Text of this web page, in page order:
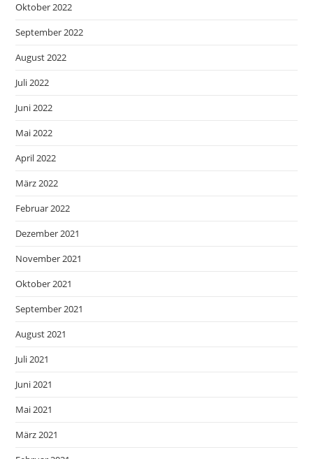
Oktober 2022
September 2022
August 2022
Juli 2022
Juni 2022
Mai 2022
April 2022
März 2022
Februar 2022
Dezember 2021
November 2021
Oktober 2021
September 2021
August 2021
Juli 2021
Juni 2021
Mai 2021
März 2021